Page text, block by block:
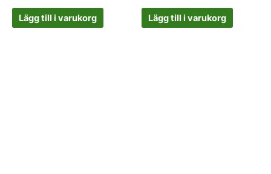
Lägg till i varukorg Lägg till i varukorg